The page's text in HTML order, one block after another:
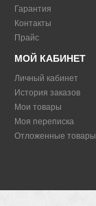
Гарантия
Контакты
Прайс
МОЙ КАБИНЕТ
Личный кабинет
История заказов
Мои товары
Моя переписка
Отложенные товары